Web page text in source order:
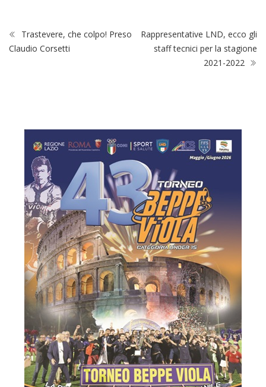
Trastevere, che colpo! Preso
Claudio Corsetti
Rappresentative LND, ecco gli
staff tecnici per la stagione
2021-2022